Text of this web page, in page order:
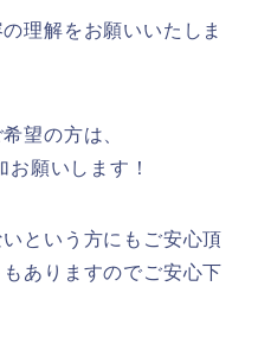
理解をお願いいたしま
望の方は、
願いします！
という方にもご安心頂
ありますのでご安心下